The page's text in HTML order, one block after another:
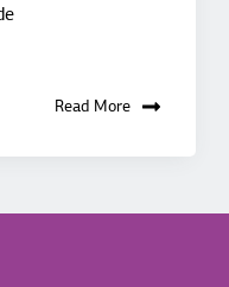
Read More